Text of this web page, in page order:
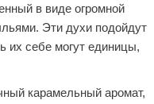
в виде огромной
Эти духи подойдут
их себе могут единицы,
карамельный аромат,